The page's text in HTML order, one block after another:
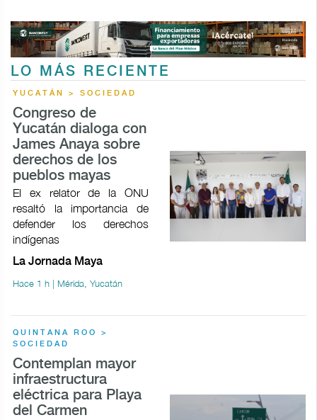
LO MÁS RECIENTE
YUCATÁN > SOCIEDAD
Congreso de
Yucatán dialoga con
James Anaya sobre
derechos de los
pueblos mayas
El ex relator de la ONU
resaltó la importancia de
defender los derechos
indígenas
La Jornada Maya
Hace 1 h | Mérida, Yucatán
QUINTANA ROO >
SOCIEDAD
Contemplan mayor
infraestructura
eléctrica para Playa
del Carmen